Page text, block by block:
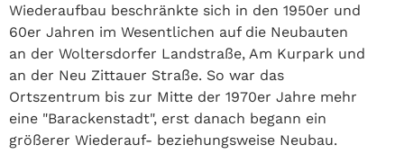
Wiederaufbau beschränkte sich in den 1950er und
60er Jahren im Wesentlichen auf die Neubauten
an der Woltersdorfer Landstraße, Am Kurpark und
an der Neu Zittauer Straße. So war das
Ortszentrum bis zur Mitte der 1970er Jahre mehr
eine "Barackenstadt", erst danach begann ein
größerer Wiederauf- beziehungsweise Neubau.